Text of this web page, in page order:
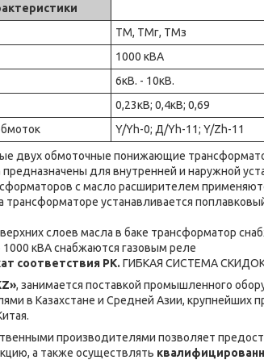
ТМ, ТМг, ТМз
1000 кВА
6кВ. - 10кВ.
0,23кВ; 0,4кВ; 0,69
Y/Yh-0; Д/Yh-11; Y/Zh-11
двух обмоточные понижающие
для внутренней и наружной
с масло расширителем
трансформаторе устанавливается
слоев масла в баке трансформатор
кВА снабжаются газовым реле
соответствия РК. ГИБКАЯ СИСТЕМА
, занимается поставкой промышленного
в Казахстане и Средней Азии, крупнейших
производителями позволяет
а также осуществлять